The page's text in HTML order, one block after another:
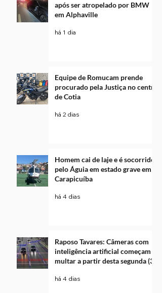
após ser atropelado por BMW
em Alphaville
há 1 dia
Equipe de Romucam prende
procurado pela Justiça no centro
de Cotia
há 2 dias
Homem cai de laje e é socorrido
pelo Águia em estado grave em
Carapicuíba
há 4 dias
Raposo Tavares: Câmeras com
inteligência artificial começam a
multar a partir desta segunda (3)
há 4 dias